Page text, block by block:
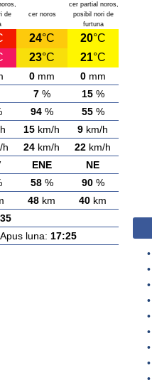
de
cer noros
cer partial noros,
posibil nori de
furtuna
24°C 20°C
23°C 21°C
0mm 0mm
7% 15%
94% 55%
15 km/h 9 km/h
h 24 km/h 22 km/h
ENE NE
58% 90%
48 km 40 km
luna: 17:25
•
•
•
•
•
•
•
•
•